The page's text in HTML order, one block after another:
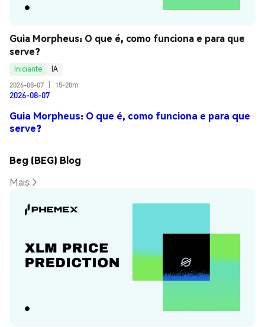
Guia Morpheus: O que é, como funciona e para que
serve?
Iniciante
IA
2026-08-07
15-20m
2026-08-07
Guia Morpheus: O que é, como funciona e para que
serve?
Beg (BEG) Blog
Mais